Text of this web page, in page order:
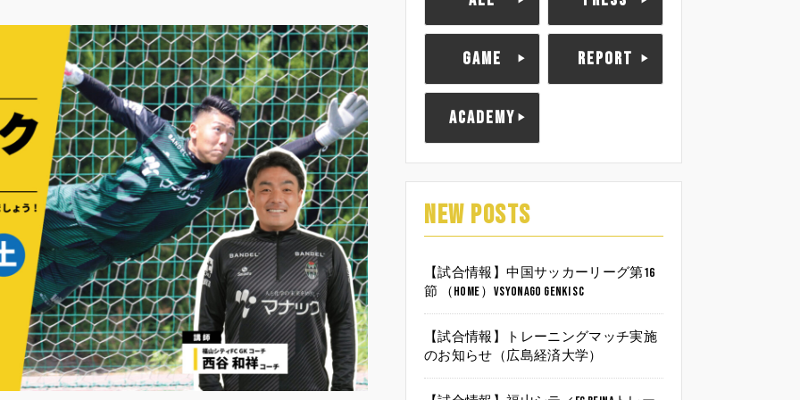
GAME REPORT
ACADEMY
NEW POSTS
【試合情報】中国サッカーリーグ第16
節 （HOME）vsYonago Genki SC
【試合情報】トレーニングマッチ実施
のお知らせ（広島経済大学）